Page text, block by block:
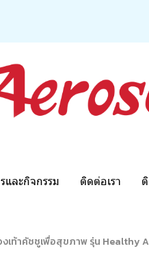
และกิจกรรม ติดต่อเรา
เท้าคัชชูเพื่อสุขภาพ รุ่น Healthy